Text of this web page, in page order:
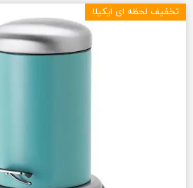
تخفیف لحظه ای ایکیلا